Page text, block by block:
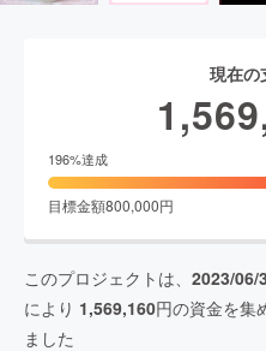
現在の
196%達成
目標金額800,000円
このプロジェクトは、 2023/06/
により 1,569,160円の資金を集
ました